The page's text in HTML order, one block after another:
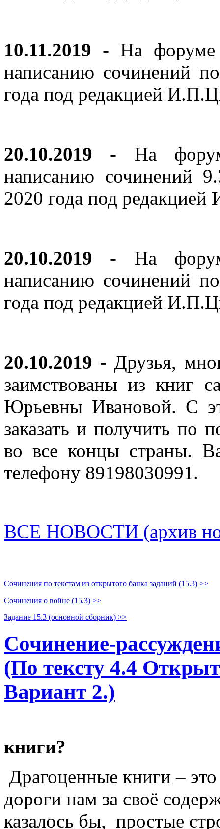
10.11.2019 - На форуме
написанию сочинений
года под редакцией
20.10.2019 - На
написанию сочинений
2020 года под
20.10.2019 - На
написанию сочинений
года под редакцией
20.10.2019 - Друзья,
заимствованы из книг
Юрьевны Ивановой. С
заказать и получить по
во все концы страны.
телефону 89198030991.
ВСЕ НОВОСТИ (архив
Сочинения по текстам из открытого банка заданий (15.3) >>
Сочинения о войне (15.3) >>
Задание 15.3 (основной сборник) >>
Сочинение-
(По тексту 4.4
Вариант 2.)
книги?
Драгоценные книги –
дороги нам за своё
казалось бы, простые